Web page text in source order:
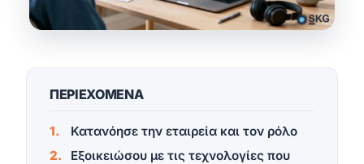
ΠΕΡΙΕΧΟΜΕΝΑ
Κατανόησε την εταιρεία και τον ρόλο
Εξοικειώσου με τις τεχνολογίες που